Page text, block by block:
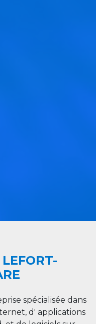
spécialisée dans
d' applications